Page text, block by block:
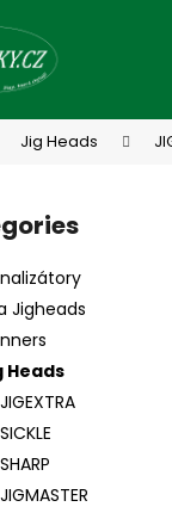
Jig Heads
Jigheads
Heads
JIGEXTRA
SICKLE
SHARP
JIGMASTER